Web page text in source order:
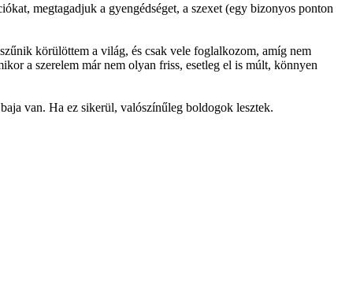
megtagadjuk a gyengédséget, a szexet (egy bizonyos ponton
körülöttem a világ, és csak vele foglalkozom, amíg nem
a szerelem már nem olyan friss, esetleg el is múlt, könnyen
van. Ha ez sikerül, valószínűleg boldogok lesztek.